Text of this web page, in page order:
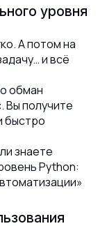
уровня
А потом на
и всё
обман
Вы получите
быстро
знаете
Python: